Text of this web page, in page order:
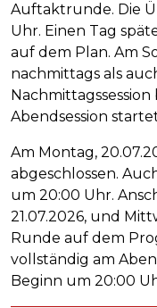
Auftaktrunde. Die
Uhr. Einen Tag
auf dem Plan. Am
nachmittags als
Abendsession
Am Montag,
abgeschlossen.
um 20:00 Uhr.
21.07.2026, und
Runde auf dem
vollständig am
Beginn um 20:00